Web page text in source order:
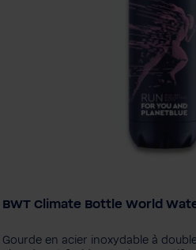
Edition
BWT Climate Bottle World
Gourde en acier inoxydable à